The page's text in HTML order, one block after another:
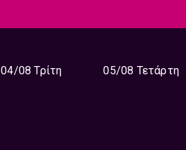
04/08 Τρίτη 05/08 Τετάρτη